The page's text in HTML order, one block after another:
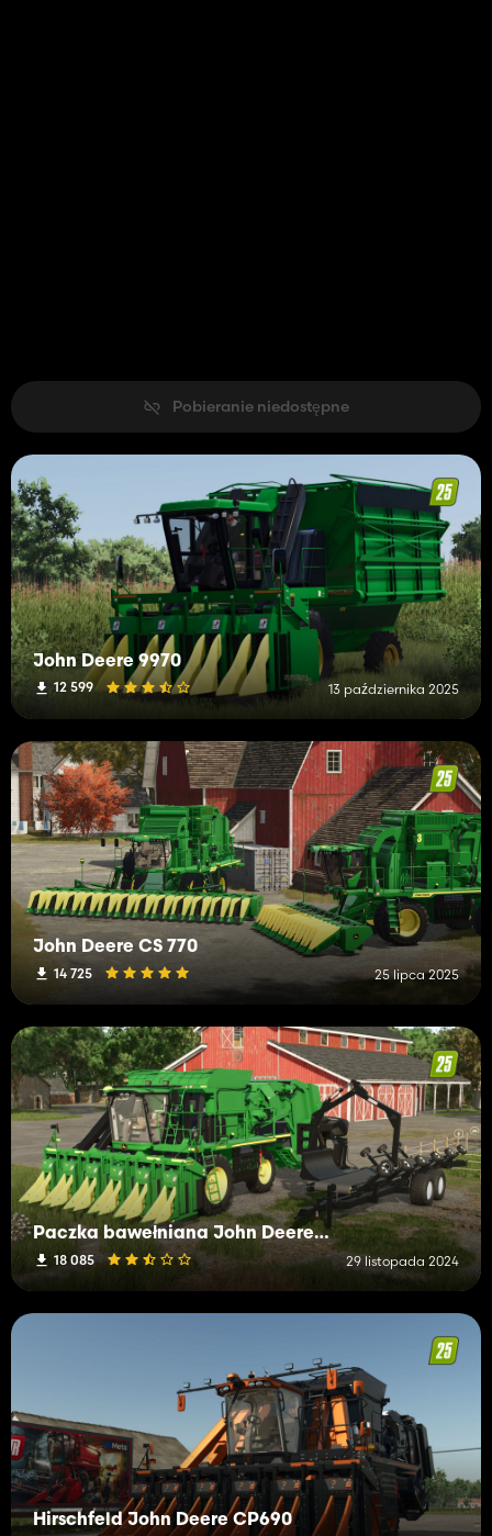
Pobieranie niedostępne
John Deere 9970
12 599 13 października 2025
John Deere CS 770
14 725 25 lipca 2025
Paczka bawełniana John Deere (52 km/h)
18 085 29 listopada 2024
Hirschfeld John Deere CP690